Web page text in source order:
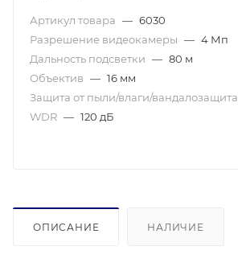
Артикул товара — 6030
Разрешение видеокамеры — 4 Мп
Дальность подсветки — 80 м
Объектив — 16 мм
Защита от пыли/влаги/вандалозащита
WDR — 120 дБ
ОПИСАНИЕ НАЛИЧИЕ